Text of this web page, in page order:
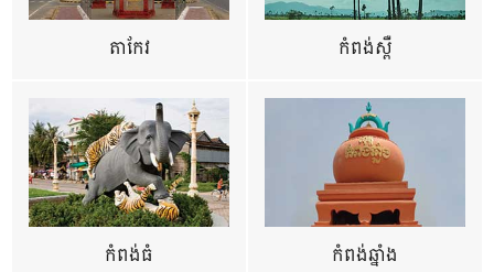
តាកែវ កំពង់ស្ពឺ
កំពង់ធំ កំពង់ឆ្នាំង